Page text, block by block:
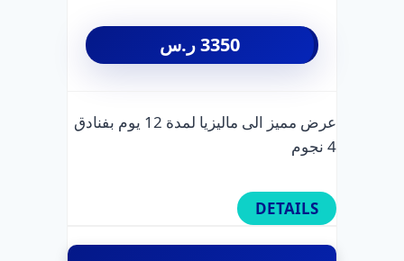
3350ر.س
عرض مميز الى ماليزيا لمدة 12 يوم بفنادق
4 نجوم
DETAILS